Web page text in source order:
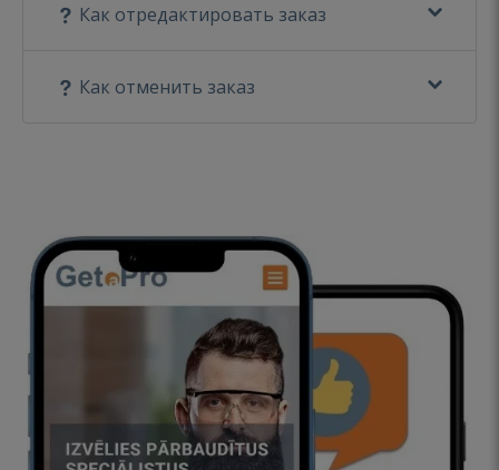
Как отредактировать заказ
Как отменить заказ